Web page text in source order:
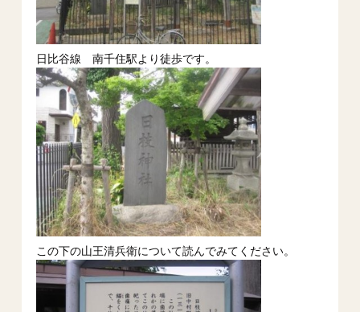
日比谷線 南千住駅より徒歩です。
この下の山王清兵衛について読んでみてください。